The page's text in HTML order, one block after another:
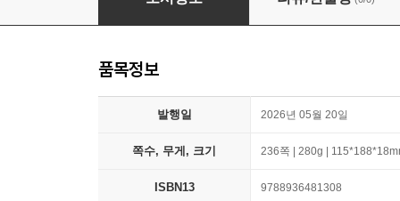
품목정보
발행일 2026년 05월 20일
쪽수, 무게, 크기 236쪽 | 280g |
ISBN13 9788936481308